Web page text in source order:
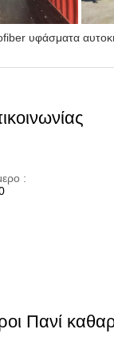
υφάσματα
:
Πανί